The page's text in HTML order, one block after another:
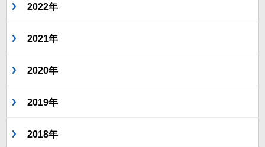
2022年
2021年
2020年
2019年
2018年